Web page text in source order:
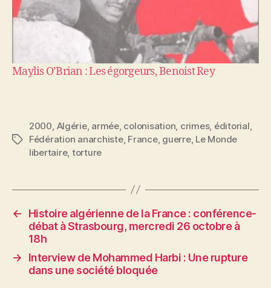
Maylis O’Brian : Les égorgeurs, Benoist Rey
Étiquettes
2000 Algérie, armée, colonisation crimes, éditorial
Fédération anarchiste, France, guerre, Le Monde
libertaire, torture
←
Histoire algérienne de la France : conférence-
débat à Strasbourg, mercredi 26 octobre à
18h
→
Interview de Mohammed Harbi : Une rupture
dans une société bloquée